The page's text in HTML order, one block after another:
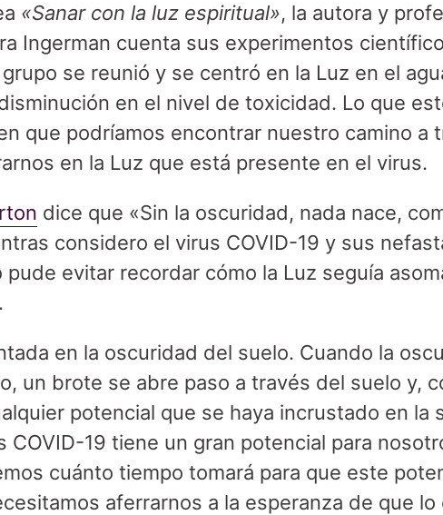
«Sanar con la luz espiritual», la autora y
Ingerman cuenta sus experimentos
se reunió y se centró en la Luz en el
en el nivel de toxicidad. Lo que
que podríamos encontrar nuestro camino a
en la Luz que está presente en el virus.
dice que «Sin la oscuridad, nada nace,
considero el virus COVID-19 y sus
pude evitar recordar cómo la Luz seguía
en la oscuridad del suelo. Cuando la
un brote se abre paso a través del suelo y,
potencial que se haya incrustado en la
COVID-19 tiene un gran potencial para
cuánto tiempo tomará para que este
aferrarnos a la esperanza de que lo